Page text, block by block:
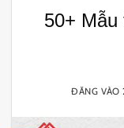
50+
ĐĂNG VÀO